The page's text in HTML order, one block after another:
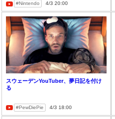
Nintendo 4/3 20:00
スウェーデンYouTuber、夢日記を付け
る
PewDiePie 4/3 18:00